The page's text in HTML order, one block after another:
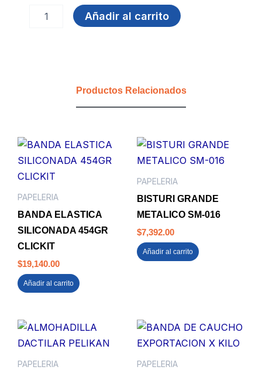
BLANCO
Añadir al carrito
Productos Relacionados
PAPELERIA
BANDA ELASTICA
SILICONADA 454GR
CLICKIT
$19,140.00
Añadir al carrito
PAPELERIA
BISTURI GRANDE
METALICO SM-016
$7,392.00
Añadir al carrito
PAPELERIA PAPELERIA